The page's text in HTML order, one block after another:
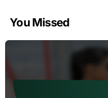
You Missed